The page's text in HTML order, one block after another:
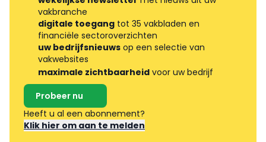
vakbranche
digitale toegang tot 35 vakbladen en
financiële sectoroverzichten
uw bedrijfsnieuws op een selectie van
vakwebsites
maximale zichtbaarheid voor uw bedrijf
Probeer nu
Heeft u al een abonnement?
Klik hier om aan te melden